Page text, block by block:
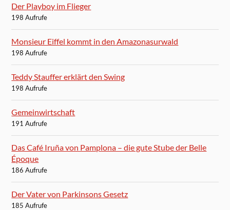
Der Playboy im Flieger
198 Aufrufe
Monsieur Eiffel kommt in den Amazonasurwald
198 Aufrufe
Teddy Stauffer erklärt den Swing
198 Aufrufe
Gemeinwirtschaft
191 Aufrufe
Das Café Iruña von Pamplona – die gute Stube der Belle
Époque
186 Aufrufe
Der Vater von Parkinsons Gesetz
185 Aufrufe